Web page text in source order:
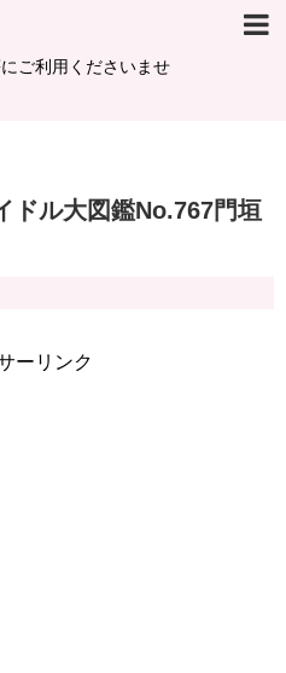
ご利用くださいませ
ドル大図鑑No.767門垣
ーリンク